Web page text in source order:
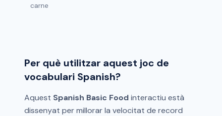
carne
Per què utilitzar aquest joc de
vocabulari Spanish?
Aquest Spanish Basic Food interactiu està
dissenyat per millorar la velocitat de record